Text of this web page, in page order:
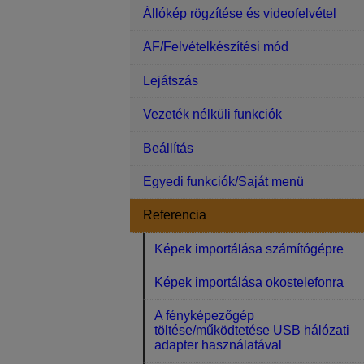
Állókép rögzítése és videofelvétel
AF/Felvételkészítési mód
Lejátszás
Vezeték nélküli funkciók
Beállítás
Egyedi funkciók/Saját menü
Referencia
Képek importálása számítógépre
Képek importálása okostelefonra
A fényképezőgép
töltése/működtetése USB hálózati
adapter használatával